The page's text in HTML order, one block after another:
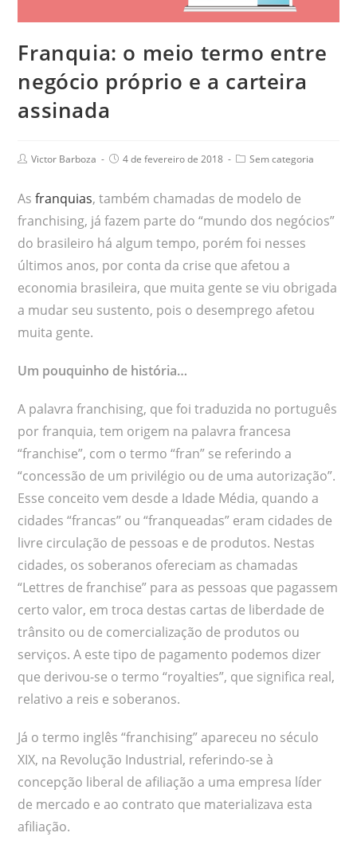
Franquia: o meio termo entre
negócio próprio e a carteira
assinada
Victor Barboza 4 de fevereiro de 2018 Sem categoria
Asfranquias, também chamadas de modelo de
franchising, já fazem parte do “mundo dos negócios”
do brasileiro há algum tempo, porém foi nesses
últimos anos, por conta da crise que afetou a
economia brasileira, que muita gente se viu obrigada
a mudar seu sustento, pois o desemprego afetou
muita gente.
Um pouquinho de história…
A palavra franchising, que foi traduzida no português
por franquia, tem origem na palavra francesa
“franchise”, com o termo “fran” se referindo a
“concessão de um privilégio ou de uma autorização”.
Esse conceito vem desde a Idade Média, quando a
cidades “francas” ou “franqueadas” eram cidades de
livre circulação de pessoas e de produtos. Nestas
cidades, os soberanos ofereciam as chamadas
“Lettres de franchise” para as pessoas que pagassem
certo valor, em troca destas cartas de liberdade de
trânsito ou de comercialização de produtos ou
serviços. A este tipo de pagamento podemos dizer
que derivou-se o termo “royalties”, que significa real,
relativo a reis e soberanos.
Já o termo inglês “franchising” apareceu no século
XIX, na Revolução Industrial, referindo-se à
concepção liberal de afiliação a uma empresa líder
de mercado e ao contrato que materializava esta
afiliação.